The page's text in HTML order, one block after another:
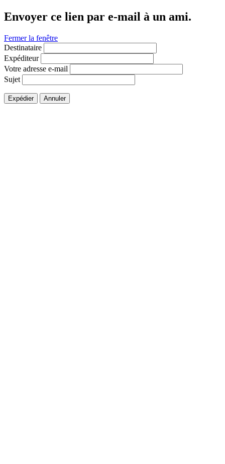
Envoyer ce lien par e-mail à un ami.
Fermer la fenêtre
Destinataire
Expéditeur
Votre adresse e-mail
Sujet
Expédier Annuler